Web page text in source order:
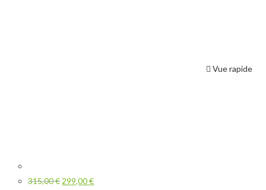
Vue rapide
315,00€ 299,00€